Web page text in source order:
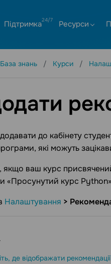
Підтримка Ресурси
База знань Курси
до кабінету
які можуть
якщо ваш курс
«Просунутий курс
Налаштування >
де відображати рекомендації